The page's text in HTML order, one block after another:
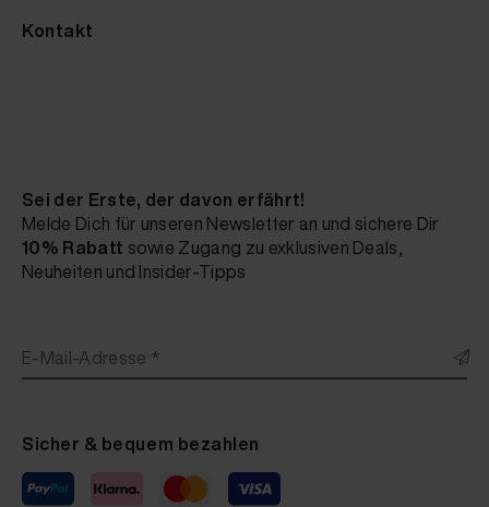
Kontakt
Sei der Erste, der davon erfährt!
Melde Dich für unseren Newsletter an und sichere Dir
10% Rabatt sowie Zugang zu exklusiven Deals,
Neuheiten und Insider-Tipps
E-Mail-Adresse *
Sicher & bequem bezahlen